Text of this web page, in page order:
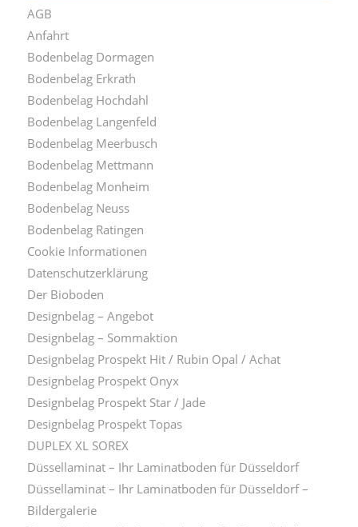
AGB
Anfahrt
Bodenbelag Dormagen
Bodenbelag Erkrath
Bodenbelag Hochdahl
Bodenbelag Langenfeld
Bodenbelag Meerbusch
Bodenbelag Mettmann
Bodenbelag Monheim
Bodenbelag Neuss
Bodenbelag Ratingen
Cookie Informationen
Datenschutzerklärung
Der Bioboden
Designbelag – Angebot
Designbelag – Sommaktion
Designbelag Prospekt Hit / Rubin Opal / Achat
Designbelag Prospekt Onyx
Designbelag Prospekt Star / Jade
Designbelag Prospekt Topas
DUPLEX XL SOREX
Düssellaminat – Ihr Laminatboden für Düsseldorf
Düssellaminat – Ihr Laminatboden für Düsseldorf –
Bildergalerie